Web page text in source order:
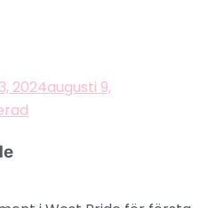
2024augusti 9,